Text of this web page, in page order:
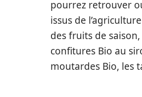
pourrez retrouver
issus de
des fruits de
confitures Bio au
moutardes Bio, les